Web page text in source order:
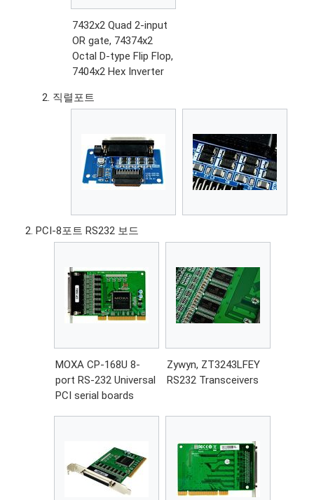
7432x2 Quad 2-input
OR gate, 74374x2
Octal D-type Flip Flop,
7404x2 Hex Inverter
직렬포트
PCI-8포트 RS232 보드
MOXA CP-168U 8-
port RS-232 Universal
PCI serial boards
Zywyn, ZT3243LFEY
RS232 Transceivers